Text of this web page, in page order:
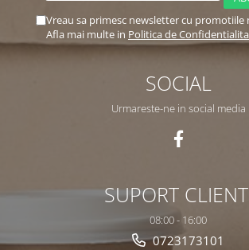
Vreau sa primesc newsletter cu promotiile
Afla mai multe in Politica de
SOCIAL
Urmareste-ne in social media
SUPORT
08:00 - 16:00
0723173101